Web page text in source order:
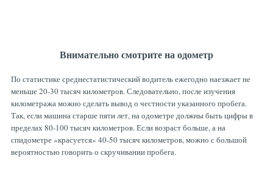
Внимательно смотрите на одометр
По статистике среднестатистический водитель ежегодно наезжает не
меньше 20-30 тысяч километров. Следовательно, после изучения
километража можно сделать вывод о честности указанного пробега.
Так, если машина старше пяти лет, на одометре должны быть цифры в
пределах 80-100 тысяч километров. Если возраст больше, а на
спидометре «красуется» 40-50 тысяч километров, можно с большой
вероятностью говорить о скручивании пробега.